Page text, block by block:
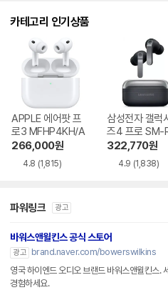
카테고리 인기상품
APPLE 에어팟 프
로3 MFHP4KH/A
266,000원
4.8 (1,815)
삼성전자 갤럭
즈4 프로 SM-
0
322,770원
4.9 (1,838)
파워링크 광고
바워스앤윌킨스 공식 스토어
광고
brand.naver.com/bowerswilkins
영국 하이엔드 오디오 브랜드 바워스앤윌킨스.
경험하세요.